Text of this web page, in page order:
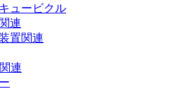
ュービクル
連
置関連
連